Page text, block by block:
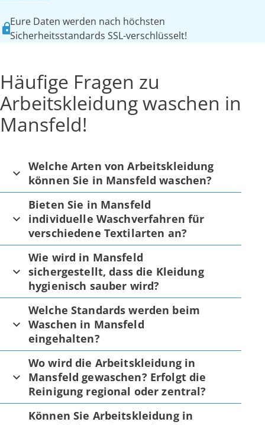
Eure Daten werden nach höchsten
Sicherheitsstandards SSL-verschlüsselt!
Häufige Fragen zu
Arbeitskleidung waschen in
Mansfeld!
Welche Arten von Arbeitskleidung
können Sie in Mansfeld waschen?
Bieten Sie in Mansfeld
individuelle Waschverfahren für
verschiedene Textilarten an?
Wie wird in Mansfeld
sichergestellt, dass die Kleidung
hygienisch sauber wird?
Welche Standards werden beim
Waschen in Mansfeld
eingehalten?
Wo wird die Arbeitskleidung in
Mansfeld gewaschen? Erfolgt die
Reinigung regional oder zentral?
Können Sie Arbeitskleidung in